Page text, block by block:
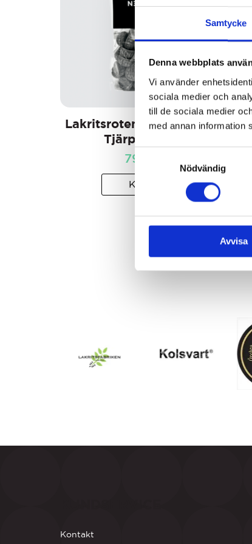
Samtycke
Denna webbplats
Vi använder
sociala medier och
till de sociala medier
med annan information
Samtyckesval
Nödvändig
Avvisa
Lakritsroten Finska Salta
Tjärpastiller
79
KÖP
Kontakt